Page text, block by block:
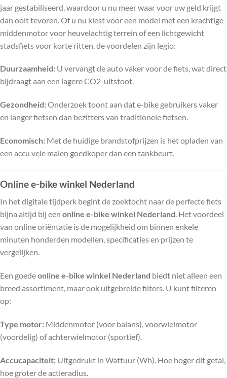
jaar gestabiliseerd, waardoor u nu meer waar voor uw geld krijgt
dan ooit tevoren. Of u nu kiest voor een model met een krachtige
middenmotor voor heuvelachtig terrein of een lichtgewicht
stadsfiets voor korte ritten, de voordelen zijn legio:
Duurzaamheid: U vervangt de auto vaker voor de fiets, wat direct
bijdraagt aan een lagere CO2-uitstoot.
Gezondheid:Onderzoek toont aan dat e-bike gebruikers vaker
en langer fietsen dan bezitters van traditionele fietsen.
Economisch: Met de huidige brandstofprijzen is het opladen van
een accu vele malen goedkoper dan een tankbeurt.
Online e-bike winkel Nederland
In het digitale tijdperk begint de zoektocht naar de perfecte fiets
bijna altijd bij een online e-bike winkel Nederland. Het voordeel
van online oriëntatie is de mogelijkheid om binnen enkele
minuten honderden modellen, specificaties en prijzen te
vergelijken.
Een goedeonline e-bike winkel Nederland biedt niet alleen een
breed assortiment, maar ook uitgebreide filters. U kunt filteren
op:
Type motor: Middenmotor (voor balans), voorwielmotor
(voordelig) of achterwielmotor (sportief).
Accucapaciteit: Uitgedrukt in Wattuur (Wh). Hoe hoger dit getal,
hoe groter de actieradius.